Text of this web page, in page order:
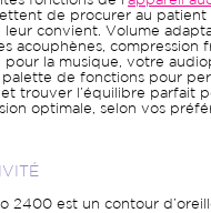
de procurer au patient
leur convient. Volume
acouphènes, compression
pour la musique, votre
palette de fonctions pour
trouver l’équilibre parfait
optimale, selon vos
2400 est un contour